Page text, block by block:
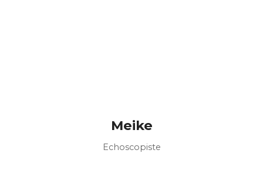
Meike
Echoscopiste